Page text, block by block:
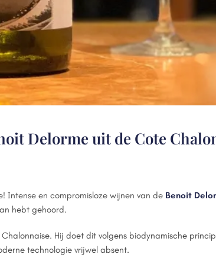
Delorme uit de Cote
Intense en compromisloze wijnen van de Benoit
hebt gehoord.
Hij doet dit volgens biodynamische
technologie vrijwel absent.